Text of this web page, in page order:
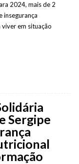
2024, mais de 2
insegurança
em situação
Sergipe